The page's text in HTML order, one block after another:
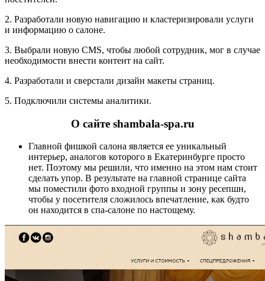
2. Разработали новую навигацию и кластеризировали услуги
и информацию о салоне.
3. Выбрали новую CMS, чтобы любой сотрудник, мог в случае
необходимости внести контент на сайт.
4. Разработали и сверстали дизайн макеты страниц.
5. Подключили системы аналитики.
О сайте shambala-spa.ru
Главной фишкой салона является ее уникальный
интерьер, аналогов которого в Екатеринбурге просто
нет. Поэтому мы решили, что именно на этом нам стоит
сделать упор. В результате на главной странице сайта
мы поместили фото входной группы и зону ресепшн,
чтобы у посетителя сложилось впечатление, как будто
он находится в спа-салоне по настощему.